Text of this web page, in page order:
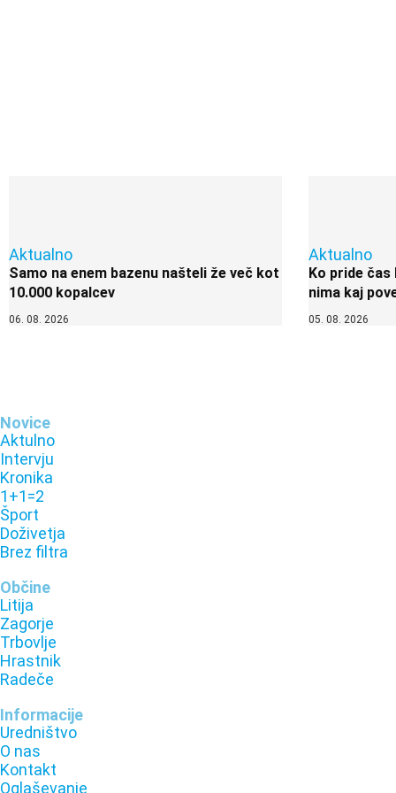
Aktualno
Samo na enem bazenu našteli že več kot
10.000 kopalcev
06. 08. 2026
Aktualno
Ko pride
nima kaj
05. 08. 2026
Novice
Aktulno
Intervju
Kronika
1+1=2
Šport
Doživetja
Brez filtra
Občine
Litija
Zagorje
Trbovlje
Hrastnik
Radeče
Informacije
Uredništvo
O nas
Kontakt
Oglaševanje